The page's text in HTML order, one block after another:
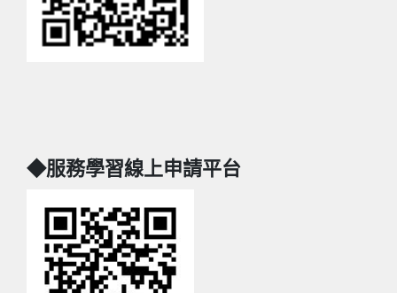
◆服務學習線上申請平台